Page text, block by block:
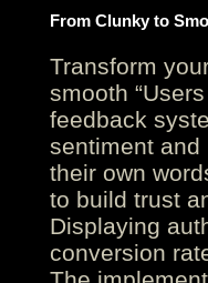
From Clunky to
Transform
smooth
feedback
sentiment and
their own
to build trust
Displaying
conversion